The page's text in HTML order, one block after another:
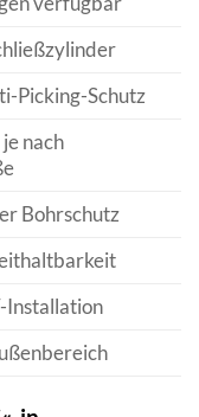
Picking-Schutz
nach
Bohrschutz
Installation